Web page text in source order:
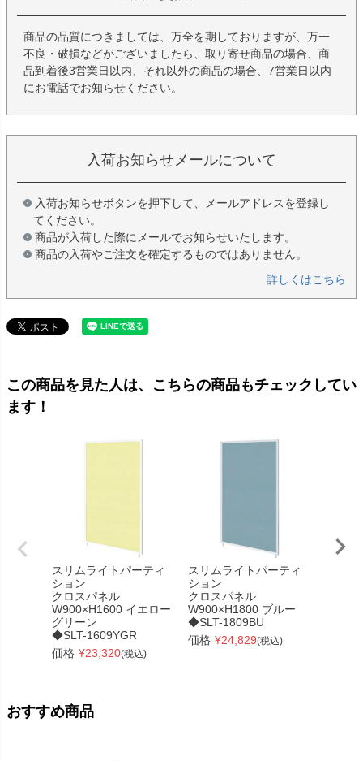
商品の品質につきましては、万全を期しておりますが、万一
不良・破損などがございましたら、取り寄せ商品の場合、商
品到着後3営業日以内、それ以外の商品の場合、7営業日以内
にお電話でお知らせください。
入荷お知らせメールについて
入荷お知らせボタンを押下して、メールアドレスを登録し
てください。
商品が入荷した際にメールでお知らせいたします。
商品の入荷やご注文を確定するものではありません。
詳しくはこちら
この商品を見た人は、こちらの商品もチェックしてい
ます！
スリムライトパーティ
ション
クロスパネル
W900×H1600 イエロー
グリーン
◆SLT-1609YGR
価格 ¥23,320(税込)
スリムライトパーティ
ション
クロスパネル
W900×H1800 ブルー
◆SLT-1809BU
価格 ¥24,829(税込)
おすすめ商品